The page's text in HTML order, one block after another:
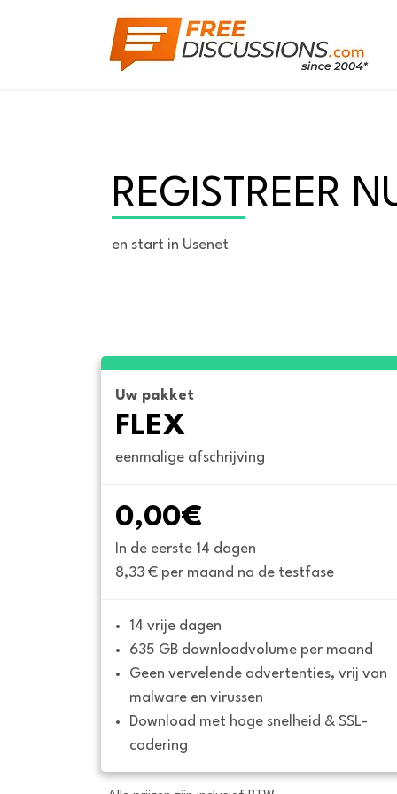
REGISTREER
en start in Usenet
Uw pakket
FLEX
eenmalige afschrijving
0,00€
In de eerste 14 dagen
8,33 € per maand na de testfase
14 vrije dagen
635 GB downloadvolume per maand
Geen vervelende advertenties, vrij van
malware en virussen
Download met hoge snelheid & SSL-
codering